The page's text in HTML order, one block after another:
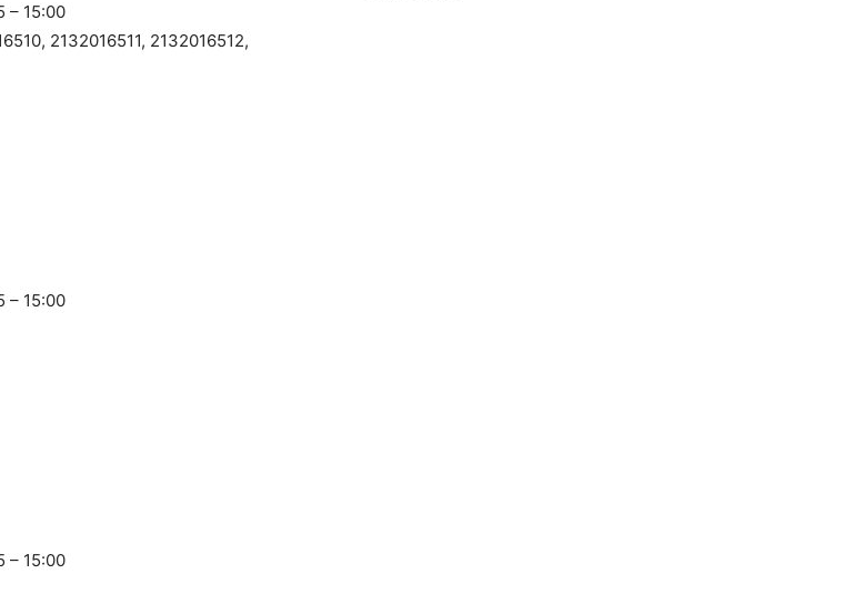
– 15:00
2132016511, 2132016512,
– 15:00
– 15:00